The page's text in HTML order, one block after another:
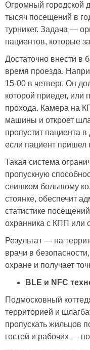
Огромный городской
тысяч посещений в
турникет. Задача —
пациентов, которые
Достаточно внести в
время проезда.
15-00 в четверг. Он
которой приедет, или
прохода. Камера на
машины и откроет
пропустит пациента
если пациент пришел
Такая система
пропускную
слишком большому
стоянке, обеспечит
статистике
охранника с КПП или
Результат — на
врачи в
охране и получает
BLE и NFC
Подмосковный
территорией и
пропускать жильцов
гостей и рабочих —